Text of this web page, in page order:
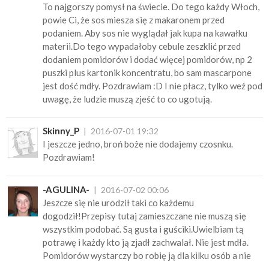
To najgorszy pomysł na świecie. Do tego każdy Włoch,
powie Ci, że sos miesza się z makaronem przed
podaniem. Aby sos nie wyglądał jak kupa na kawałku
materii.Do tego wypadałoby cebule zeszklić przed
dodaniem pomidorów i dodać więcej pomidorów, np 2
puszki plus kartonik koncentratu, bo sam mascarpone
jest dość mdły. Pozdrawiam :D I nie płacz, tylko weź pod
uwagę, że ludzie muszą zjeść to co ugotują.
Skinny_P 2016-07-01 19:32
I jeszcze jedno, broń boże nie dodajemy czosnku.
Pozdrawiam!
-AGULINA- 2016-07-02 00:06
Jeszcze się nie urodził taki co każdemu
dogodził!Przepisy tutaj zamieszczane nie muszą się
wszystkim podobać. Są gusta i guściki.Uwielbiam tą
potrawę i każdy kto ją zjadł zachwalał. Nie jest mdła.
Pomidorów wystarczy bo robię ją dla kilku osób a nie